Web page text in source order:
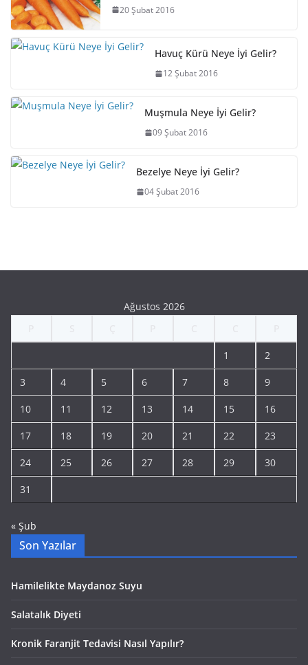
20 Şubat 2016
Havuç Kürü Neye İyi Gelir?
12 Şubat 2016
Muşmula Neye İyi Gelir?
09 Şubat 2016
Bezelye Neye İyi Gelir?
04 Şubat 2016
Ağustos 2026
1 2
3 4 5 6 7 8 9
10 11 12 13 14 15 16
17 18 19 20 21 22 23
24 25 26 27 28 29 30
31
« Şub
Son Yazılar
Hamilelikte Maydanoz Suyu
Salatalık Diyeti
Kronik Faranjit Tedavisi Nasıl Yapılır?